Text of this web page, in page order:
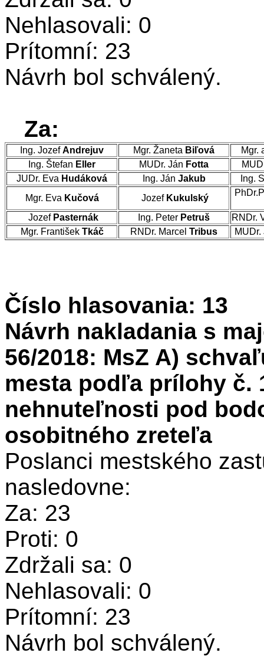
Nehlasovali: 0
Prítomní: 23
Návrh bol schválený.
Za:
Ing. JozefAndrejuv Mgr. Žaneta Biľová
Mgr.
Ing. Štefan Eller MUDr. Ján Fotta
JUDr. Eva Hudáková Ing. Ján Jakub
Ing.
Mgr. Eva Kučová Jozef Kukulský
Jozef Pasternák Ing. Peter Petruš
RNDr.
Mgr. František Tkáč RNDr. Marcel Tribus
Číslo hlasovania: 13
Návrh nakladania s
56/2018: MsZ A)
mesta podľa prílohy č.
nehnuteľnosti pod
osobitného zreteľa
Poslanci mestského
nasledovne:
Za: 23
Proti: 0
Zdržali sa: 0
Nehlasovali: 0
Prítomní: 23
Návrh bol schválený.